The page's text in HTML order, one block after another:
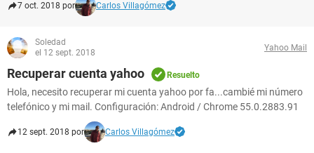
7 oct. 2018 por Carlos Villagómez
Soledad
el 12 sept. 2018
Yahoo Mail
Recuperar cuenta yahoo Resuelto
Hola, necesito recuperar mi cuenta yahoo por fa...cambié mi número
telefónico y mi mail. Configuración: Android / Chrome 55.0.2883.91
12 sept. 2018 por Carlos Villagómez